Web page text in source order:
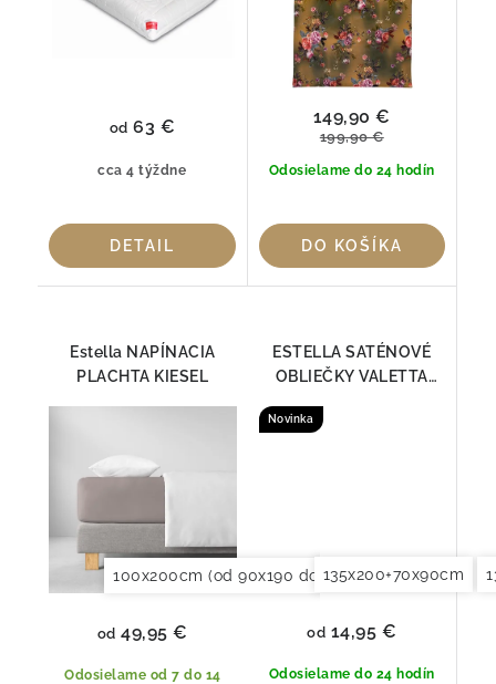
cca 4 týždne
od 63 €
DETAIL
Odosielame do 24 hodín
149,90 €
199,90 €
DO KOŠÍKA
Estella NAPÍNACIA
PLACHTA KIESEL
100x200cm (od 90x190 do 120x220cm)
Odosielame od 7 do 14
od 49,95 €
ESTELLA SATÉNOVÉ
OBLIEČKY VALETTA
Novinka
135x200+70x90cm
Odosielame do 24 hodín
od 14,95 €